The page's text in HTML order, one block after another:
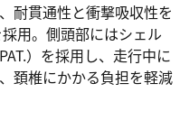
耐貫通性と衝撃吸収性を
用。側頭部にはシェル
）を採用し、走行中に
頚椎にかかる負担を軽減